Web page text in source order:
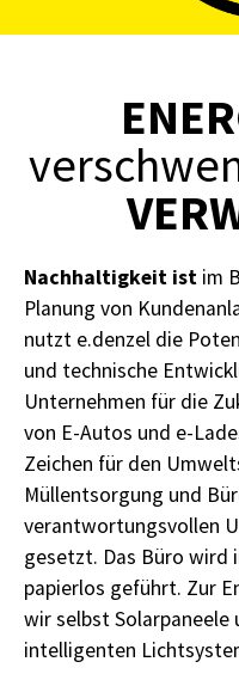
Nachhaltigkeit ist im
Planung von
nutzt e.denzel die
und technische
Unternehmen für die
von E-Autos und e-
Zeichen für den
Müllentsorgung und
verantwortungsvollen
gesetzt. Das Büro wird
papierlos geführt. Zur
wir selbst
intelligenten